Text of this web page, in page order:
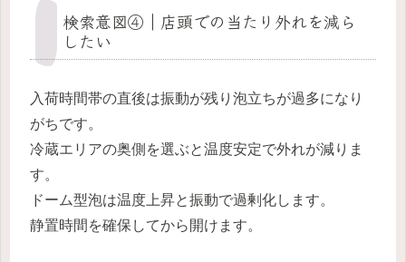
検索意図④｜店頭での当たり外れを減ら
したい
入荷時間帯の直後は振動が残り泡立ちが過多になり
がちです。
冷蔵エリアの奥側を選ぶと温度安定で外れが減りま
す。
ドーム型泡は温度上昇と振動で過剰化します。
静置時間を確保してから開けます。